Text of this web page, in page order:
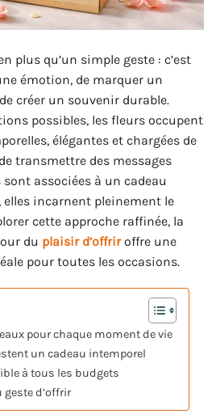
plus qu’un simple geste : c’est
émotion, de marquer un
créer un souvenir durable.
possibles, les fleurs occupent
élégantes et chargées de
transmettre des messages
sont associées à un cadeau
incarnent pleinement le
cette approche raffinée, la
du plaisir d’offriroffre une
pour toutes les occasions.
pour chaque moment de vie
un cadeau intemporel
à tous les budgets
geste d’offrir